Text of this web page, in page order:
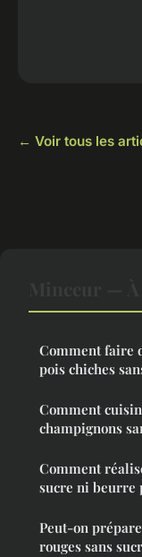
← Voir tous les
Comment faire
pois chiches
Comment
champignons
Comment
sucre ni beurre
Peut-on
rouges sans